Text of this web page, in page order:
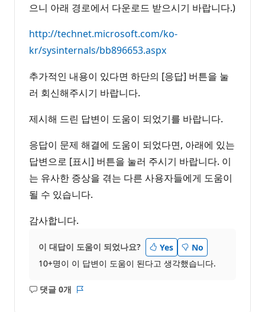
으니 아래 경로에서 다운로드 받으시기 바랍니다.)
http://technet.microsoft.com/ko-
kr/sysinternals/bb896653.aspx
추가적인 내용이 있다면 하단의 [응답] 버튼을 눌
러 회신해주시기 바랍니다.
제시해 드린 답변이 도움이 되었기를 바랍니다.
응답이 문제 해결에 도움이 되었다면, 아래에 있는
답변으로 [표시] 버튼을 눌러 주시기 바랍니다. 이
는 유사한 증상을 겪는 다른 사용자들에게 도움이
될 수 있습니다.
감사합니다.
이 대답이 도움이 되었나요? Yes
No
10+명이 이 답변이 도움이 된다고 생각했습니다.
댓글 0개
설